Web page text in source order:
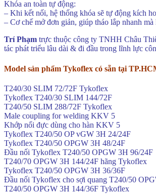
Khóa an toàn tự động:
– Khi kết nối, hệ thống khóa sẽ tự động kích
– Cơ chế mở đơn giản, giúp tháo lắp nhanh
Trí Phạm trực thuộc công ty TNHH Châu
tác phát triểu lâu dài & đi đầu trong lĩnh lực
Model sản phẩm Tykoflex có sẵn tại
T240/30 SLIM 72/72F Tykoflex
Tykoflex T240/30 SLIM 144/72F
T240/50 SLIM 288/72F Tykoflex
Male coupling for welding KKV 5
Khớp nối đực dùng cho hàn KKV 5
Tykoflex T240/50 OP vGW 3H 24/24F
Tykoflex T240/50 OPGW 3H 48/24F
Đầu nối Tykoflex T240/50 OPGW 3H 96/24F
T240/70 OPGW 3H 144/24F hãng Tykoflex
Tykoflex T240/50 OPGW 3H 36/36F
Đầu nối Tykoflex cho sợi quang T240/50
T240/50 OPGW 3H 144/36F Tykoflex